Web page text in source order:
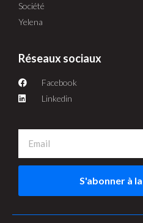
Société
Yelena
Réseaux sociaux
Facebook
Linkedin
S'abonner à